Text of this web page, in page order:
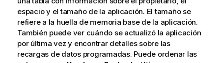
espacio y el tamaño de la aplicación. El tamaño se
refiere a la huella de memoria base de la aplicación.
También puede ver cuándo se actualizó la aplicación
por última vez y encontrar detalles sobre las
recargas de datos programadas. Puede ordenar las